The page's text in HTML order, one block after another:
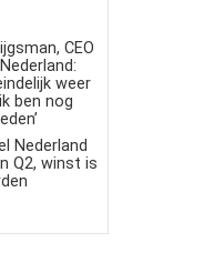
CEO
weer
ben nog
Nederland
Q2, winst is